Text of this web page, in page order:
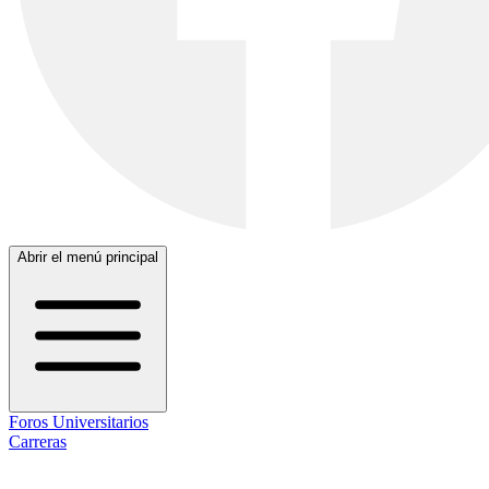
Abrir el menú principal
Foros Universitarios
Carreras